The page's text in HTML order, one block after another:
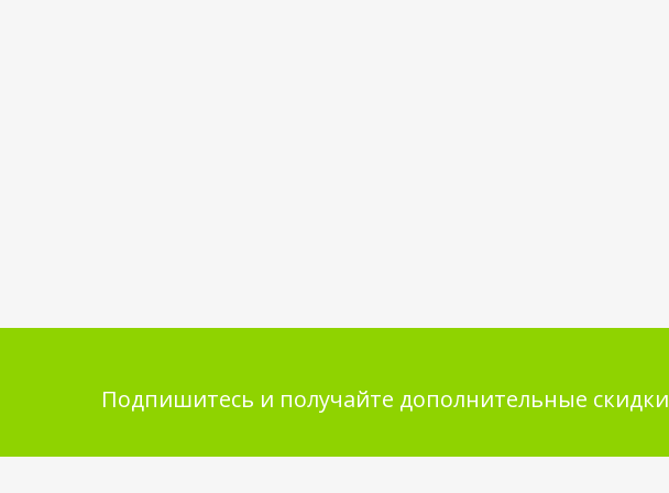
Подпишитесь и получайте дополнительные скидки